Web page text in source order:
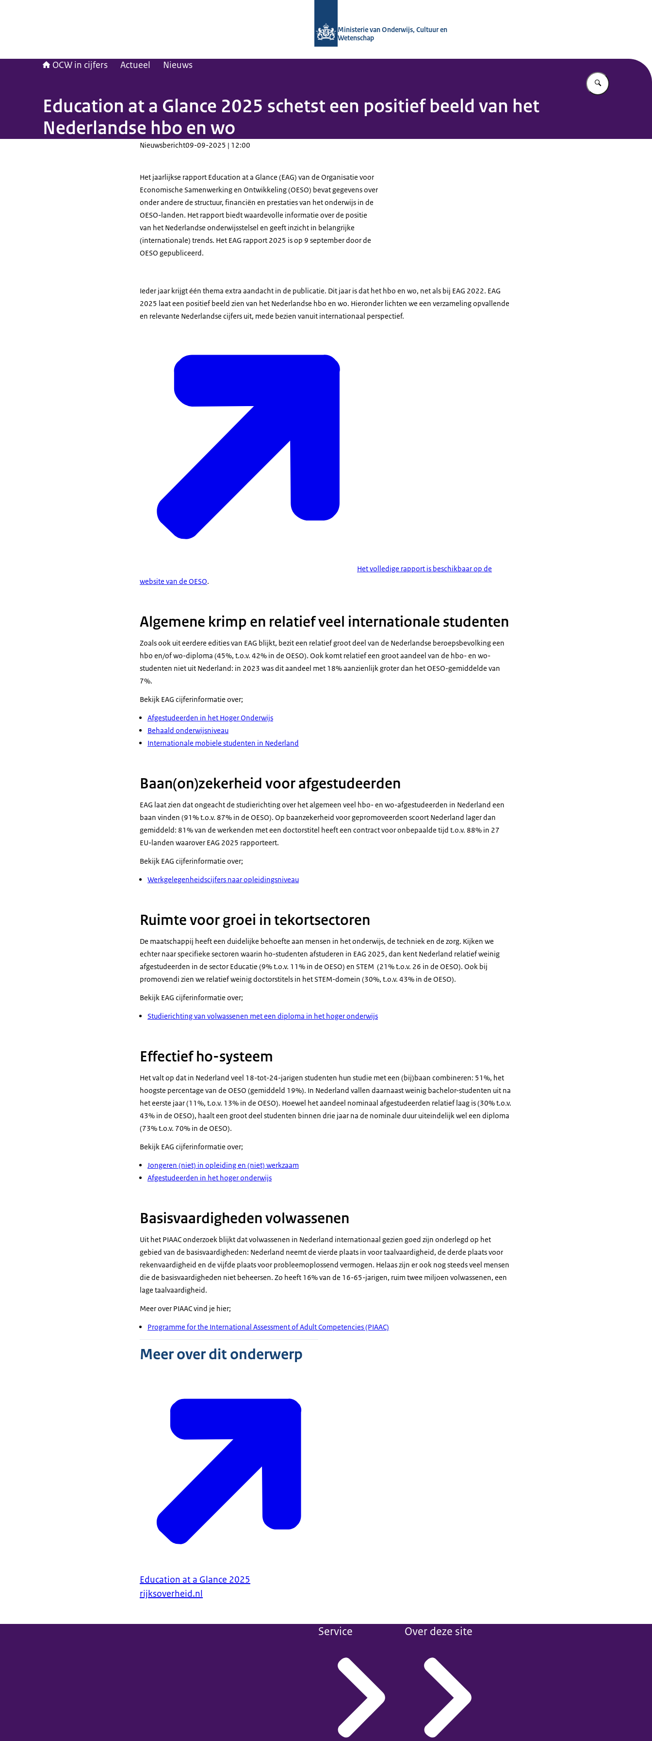
Ministerie van Onderwijs, Cultuur en
Wetenschap
OCW in cijfers Actueel Nieuws
Vul in wat u
Education at a Glance 2025 schetst een positief beeld van het
Nederlandse hbo en wo
Nieuwsbericht09-09-2025 | 12:00
Het jaarlijkse rapport Education at a Glance (EAG) van de Organisatie voor
Economische Samenwerking en Ontwikkeling (OESO) bevat gegevens over
onder andere de structuur, financiën en prestaties van het onderwijs in de
OESO-landen. Het rapport biedt waardevolle informatie over de positie
van het Nederlandse onderwijsstelsel en geeft inzicht in belangrijke
(internationale) trends. Het EAG rapport 2025 is op 9 september door de
OESO gepubliceerd.
Ieder jaar krijgt één thema extra aandacht in de publicatie. Dit jaar is dat het hbo en wo, net als bij EAG 2022. EAG
2025 laat een positief beeld zien van het Nederlandse hbo en wo. Hieronder lichten we een verzameling opvallende
en relevante Nederlandse cijfers uit, mede bezien vanuit internationaal perspectief.
Het volledige rapport is beschikbaar op de
website van de OESO.
Algemene krimp en relatief veel internationale studenten
Zoals ook uit eerdere edities van EAG blijkt, bezit een relatief groot deel van de Nederlandse beroepsbevolking een
hbo en/of wo-diploma (45%, t.o.v. 42% in de OESO). Ook komt relatief een groot aandeel van de hbo- en wo-
studenten niet uit Nederland: in 2023 was dit aandeel met 18% aanzienlijk groter dan het OESO-gemiddelde van
7%.
Bekijk EAG cijferinformatie over;
Afgestudeerden in het Hoger Onderwijs
Behaald onderwijsniveau
Internationale mobiele studenten in Nederland
Baan(on)zekerheid voor afgestudeerden
EAG laat zien dat ongeacht de studierichting over het algemeen veel hbo- en wo-afgestudeerden in Nederland een
baan vinden (91% t.o.v. 87% in de OESO). Op baanzekerheid voor gepromoveerden scoort Nederland lager dan
gemiddeld: 81% van de werkenden met een doctorstitel heeft een contract voor onbepaalde tijd t.o.v. 88% in 27
EU-landen waarover EAG 2025 rapporteert.
Bekijk EAG cijferinformatie over;
Werkgelegenheidscijfers naar opleidingsniveau
Ruimte voor groei in tekortsectoren
De maatschappij heeft een duidelijke behoefte aan mensen in het onderwijs, de techniek en de zorg. Kijken we
echter naar specifieke sectoren waarin ho-studenten afstuderen in EAG 2025, dan kent Nederland relatief weinig
afgestudeerden in de sector Educatie (9% t.o.v. 11% in de OESO) en STEM (21% t.o.v. 26 in de OESO). Ook bij
promovendi zien we relatief weinig doctorstitels in het STEM-domein (30%, t.o.v. 43% in de OESO).
Bekijk EAG cijferinformatie over;
Studierichting van volwassenen met een diploma in het hoger onderwijs
Effectief ho-systeem
Het valt op dat in Nederland veel 18-tot-24-jarigen studenten hun studie met een (bij)baan combineren: 51%, het
hoogste percentage van de OESO (gemiddeld 19%). In Nederland vallen daarnaast weinig bachelor-studenten uit na
het eerste jaar (11%, t.o.v. 13% in de OESO). Hoewel het aandeel nominaal afgestudeerden relatief laag is (30% t.o.v.
43% in de OESO), haalt een groot deel studenten binnen drie jaar na de nominale duur uiteindelijk wel een diploma
(73% t.o.v. 70% in de OESO).
Bekijk EAG cijferinformatie over;
Jongeren (niet) in opleiding en (niet) werkzaam
Afgestudeerden in het hoger onderwijs
Basisvaardigheden volwassenen
Uit het PIAAC onderzoek blijkt dat volwassenen in Nederland internationaal gezien goed zijn onderlegd op het
gebied van de basisvaardigheden: Nederland neemt de vierde plaats in voor taalvaardigheid, de derde plaats voor
rekenvaardigheid en de vijfde plaats voor probleemoplossend vermogen. Helaas zijn er ook nog steeds veel mensen
die de basisvaardigheden niet beheersen. Zo heeft 16% van de 16-65-jarigen, ruim twee miljoen volwassenen, een
lage taalvaardigheid.
Meer over PIAAC vind je hier;
Programme for the International Assessment of Adult Competencies (PIAAC)
Meer over dit onderwerp
Education at a Glance 2025
rijksoverheid.nl
Service Over deze site